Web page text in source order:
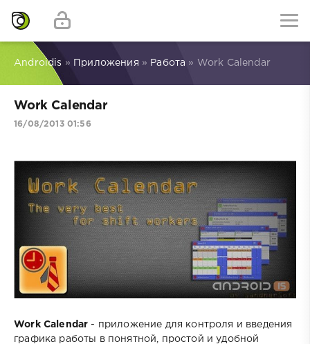
Androidis » Приложения » Работа » Work Calendar
Work Calendar
16/08/2013 01:56
Work Calendar - приложение для контроля и введения
графика работы в понятной, простой и удобной